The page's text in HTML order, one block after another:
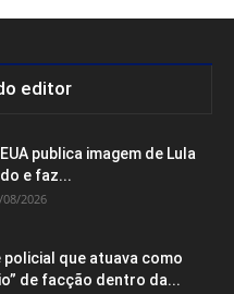
editor
publica imagem de Lula
e faz...
08/2026
policial que atuava como
de facção dentro da...